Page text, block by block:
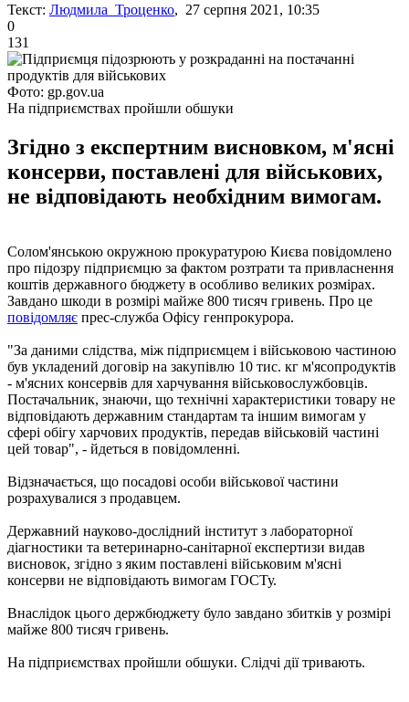
Текст: Людмила Троценко, 27 серпня 2021, 10:35
0
131
Фото: gp.gov.ua
На підприємствах пройшли обшуки
Згідно з експертним висновком, м'ясні
консерви, поставлені для військових,
не відповідають необхідним вимогам.
Солом'янською окружною прокуратурою Києва повідомлено
про підозру підприємцю за фактом розтрати та привласнення
коштів державного бюджету в особливо великих розмірах.
Завдано шкоди в розмірі майже 800 тисяч гривень. Про це
повідомляє прес-служба Офісу генпрокурора.
"За даними слідства, між підприємцем і військовою частиною
був укладений договір на закупівлю 10 тис. кг м'ясопродуктів
- м'ясних консервів для харчування військовослужбовців.
Постачальник, знаючи, що технічні характеристики товару не
відповідають державним стандартам та іншим вимогам у
сфері обігу харчових продуктів, передав військовій частині
цей товар", - йдеться в повідомленні.
Відзначається, що посадові особи військової частини
розрахувалися з продавцем.
Державний науково-дослідний інститут з лабораторної
діагностики та ветеринарно-санітарної експертизи видав
висновок, згідно з яким поставлені військовим м'ясні
консерви не відповідають вимогам ГОСТу.
Внаслідок цього держбюджету було завдано збитків у розмірі
майже 800 тисяч гривень.
На підприємствах пройшли обшуки. Слідчі дії тривають.